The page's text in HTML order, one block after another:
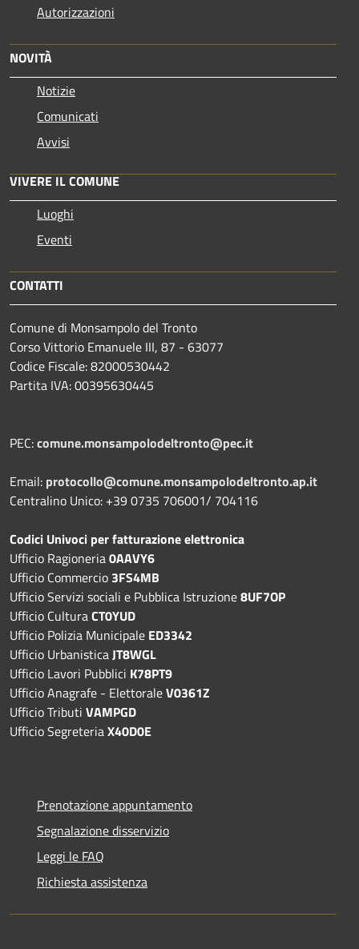
Autorizzazioni
NOVITÀ
Notizie
Comunicati
Avvisi
VIVERE IL COMUNE
Luoghi
Eventi
CONTATTI
Comune di Monsampolo del Tronto
Corso Vittorio Emanuele III, 87 - 63077
Codice Fiscale: 82000530442
Partita IVA: 00395630445
PEC:comune.monsampolodeltronto@pec.it
Email: protocollo@comune.monsampolodeltronto.ap.it
Centralino Unico: +39 0735 706001/ 704116
Codici Univoci per fatturazione elettronica
Ufficio Ragioneria0AAVY6
Ufficio Commercio 3FS4MB
Ufficio Servizi sociali e Pubblica Istruzione8UF7OP
Ufficio CulturaCT0YUD
Ufficio Polizia Municipale ED3342
Ufficio UrbanisticaJT8WGL
Ufficio Lavori Pubblici K78PT9
Ufficio Anagrafe - ElettoraleV0361Z
Ufficio Tributi VAMPGD
Ufficio SegreteriaX40D0E
Prenotazione appuntamento
Segnalazione disservizio
Leggi le FAQ
Richiesta assistenza